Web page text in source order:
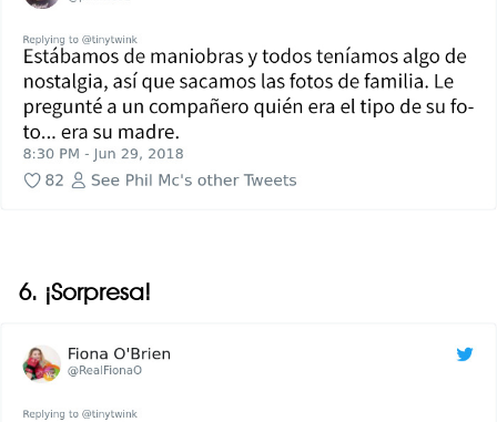
6. ¡Sorpresa!